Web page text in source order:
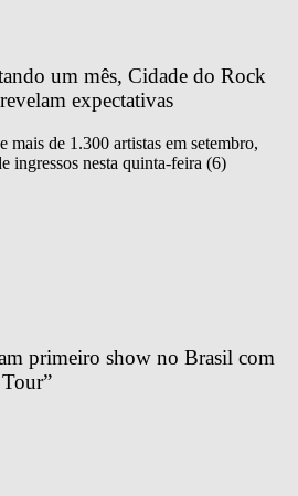
um mês, Cidade do Rock
expectativas
mais de 1.300 artistas em setembro,
ingressos nesta quinta-feira (6)
primeiro show no Brasil com